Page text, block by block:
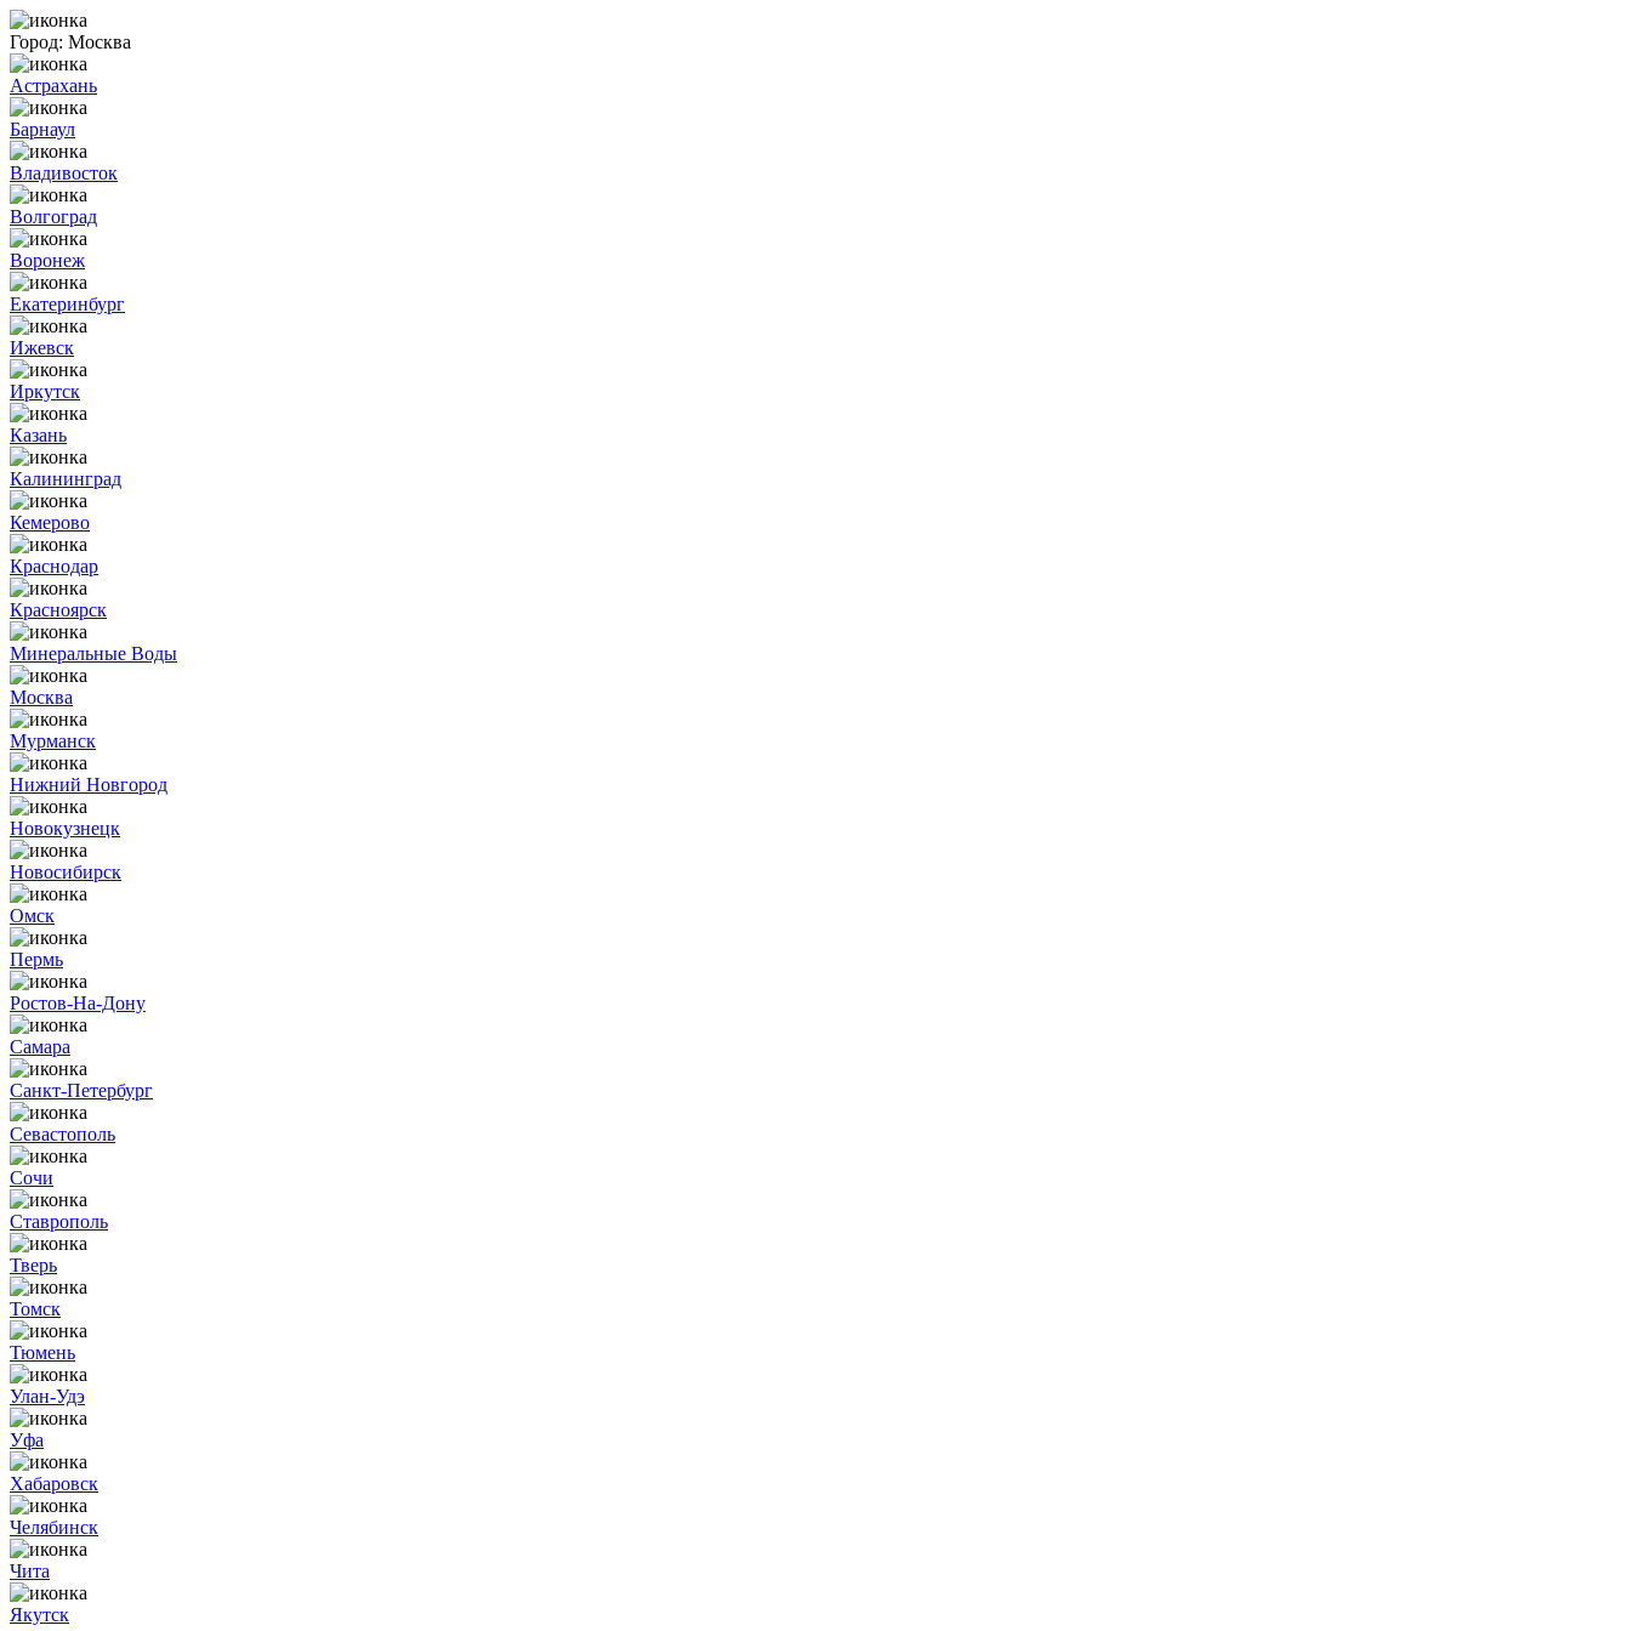
Город: Москва
Астрахань
Барнаул
Владивосток
Волгоград
Воронеж
Екатеринбург
Ижевск
Иркутск
Казань
Калининград
Кемерово
Краснодар
Красноярск
Минеральные Воды
Москва
Мурманск
Нижний Новгород
Новокузнецк
Новосибирск
Омск
Пермь
Ростов-На-Дону
Самара
Санкт-Петербург
Севастополь
Сочи
Ставрополь
Тверь
Томск
Тюмень
Улан-Удэ
Уфа
Хабаровск
Челябинск
Чита
Якутск